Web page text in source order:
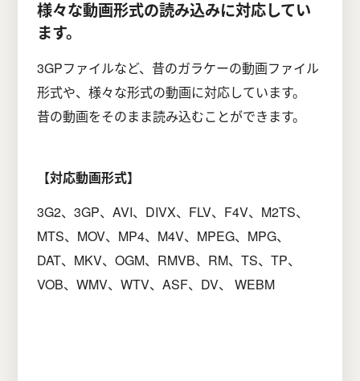
様々な動画形式の読み込みに対応してい
ます。
3GPファイルなど、昔のガラケーの動画ファイル
形式や、様々な形式の動画に対応しています。
昔の動画をそのまま読み込むことができます。
【対応動画形式】
3G2、3GP、AVI、DIVX、FLV、F4V、M2TS、
MTS、MOV、MP4、M4V、MPEG、MPG、
DAT、MKV、OGM、RMVB、RM、TS、TP、
VOB、WMV、WTV、ASF、DV、 WEBM